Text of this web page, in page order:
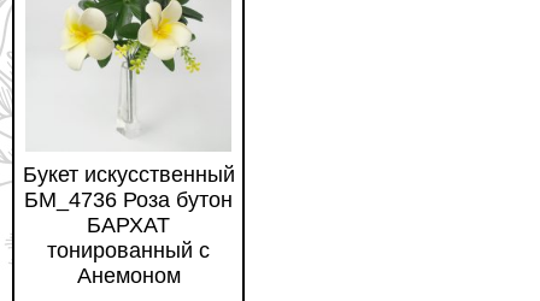
Букет искусственный
БМ_4736 Роза бутон
БАРХАТ
тонированный с
Анемоном